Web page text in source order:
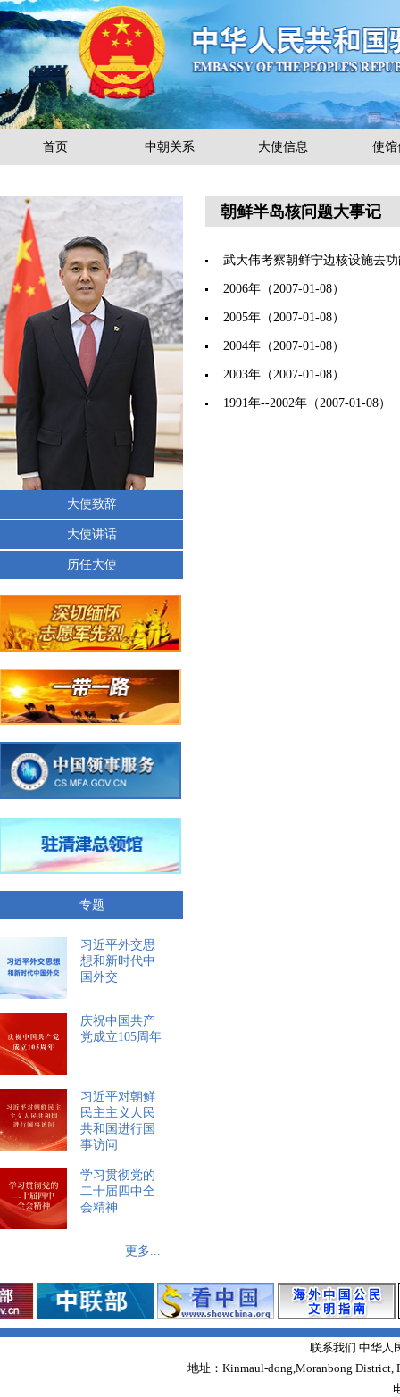
首页 中朝关系 大使信息 使馆
大使致辞
大使讲话
历任大使
专题
习近平外交思
想和新时代中
国外交
庆祝中国共产
党成立105周年
习近平对朝鲜
民主主义人民
共和国进行国
事访问
学习贯彻党的
二十届四中全
会精神
更多...
朝鲜半岛核问题大事记
武大伟考察朝鲜宁边核设施去
2006年 （2007-01-08）
2005年 （2007-01-08）
2004年 （2007-01-08）
2003年 （2007-01-08）
1991年--2002年 （2007-01-08）
联系我们 中华人
地址：Kinmaul-dong,Moranbong District,